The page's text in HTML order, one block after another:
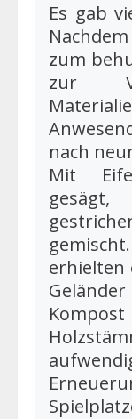
Es gab
zum
zur
nach
Mit
erhielten